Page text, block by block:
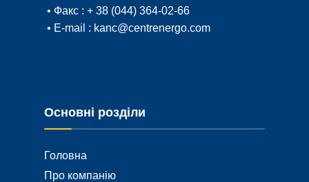
• Факс : + 38 (044) 364-02-66
• E-mail : kanc@centrenergo.com
Основні розділи
Головна
Про компанію